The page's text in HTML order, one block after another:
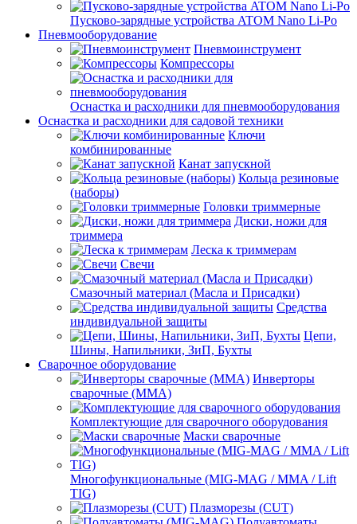
Пусково-зарядные устройства ATOM Nano Li-Po
Пневмооборудование
Пневмоинструмент
Компрессоры
Оснастка и расходники для пневмооборудования
Оснастка и расходники для садовой техники
Ключи
комбинированные
Канат запускной
Кольца резиновые
(наборы)
Головки триммерные
Диски, ножи для
триммера
Леска к триммерам
Свечи
Смазочный материал (Масла и Присадки)
Средства
индивидуальной защиты
Цепи,
Шины, Напильники, ЗиП, Бухты
Сварочное оборудование
Инверторы
сварочные (ММА)
Комплектующие для сварочного оборудования
Маски сварочные
Многофункциональные (MIG-MAG / MMA / Lift
TIG)
Плазморезы (CUT)